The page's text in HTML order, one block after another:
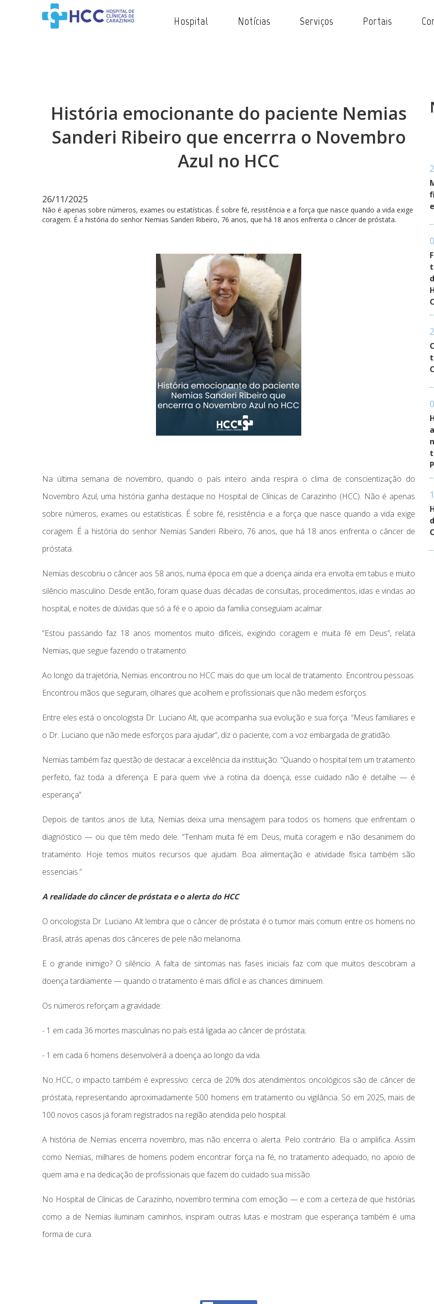
Hospital Notícias Serviços Portais
História emocionante do paciente Nemias
Sanderi Ribeiro que encerrra o Novembro
Azul no HCC
26/11/2025
Não é apenas sobre números, exames ou estatísticas. É sobre fé, resistência e a força que nasce quando a vida exige
coragem. É a história do senhor Nemias Sanderi Ribeiro, 76 anos, que há 18 anos enfrenta o câncer de próstata.
Na última semana de novembro, quando o país inteiro ainda respira o clima de conscientização do
Novembro Azul, uma história ganha destaque no Hospital de Clínicas de Carazinho (HCC). Não é apenas
sobre números, exames ou estatísticas. É sobre fé, resistência e a força que nasce quando a vida exige
coragem. É a história do senhor Nemias Sanderi Ribeiro, 76 anos, que há 18 anos enfrenta o câncer de
próstata.
Nemias descobriu o câncer aos 58 anos, numa época em que a doença ainda era envolta em tabus e muito
silêncio masculino. Desde então, foram quase duas décadas de consultas, procedimentos, idas e vindas ao
hospital, e noites de dúvidas que só a fé e o apoio da família conseguiam acalmar.
“Estou passando faz 18 anos momentos muito difíceis, exigindo coragem e muita fé em Deus”, relata
Nemias, que segue fazendo o tratamento.
Ao longo da trajetória, Nemias encontrou no HCC mais do que um local de tratamento. Encontrou pessoas.
Encontrou mãos que seguram, olhares que acolhem e profissionais que não medem esforços.
Entre eles está o oncologista Dr. Luciano Alt, que acompanha sua evolução e sua força. “Meus familiares e
o Dr. Luciano que não mede esforços para ajudar”, diz o paciente, com a voz embargada de gratidão.
Nemias também faz questão de destacar a excelência da instituição. “Quando o hospital tem um tratamento
perfeito, faz toda a diferença. E para quem vive a rotina da doença, esse cuidado não é detalhe — é
esperança”.
Depois de tantos anos de luta, Nemias deixa uma mensagem para todos os homens que enfrentam o
diagnóstico — ou que têm medo dele. “Tenham muita fé em Deus, muita coragem e não desanimem do
tratamento. Hoje temos muitos recursos que ajudam. Boa alimentação e atividade física também são
essenciais.”
A realidade do câncer de próstata e o alerta do HCC
O oncologista Dr. Luciano Alt lembra que o câncer de próstata é o tumor mais comum entre os homens no
Brasil, atrás apenas dos cânceres de pele não melanoma.
E o grande inimigo? O silêncio. A falta de sintomas nas fases iniciais faz com que muitos descobram a
doença tardiamente — quando o tratamento é mais difícil e as chances diminuem.
Os números reforçam a gravidade:
- 1 em cada 36 mortes masculinas no país está ligada ao câncer de próstata;
- 1 em cada 6 homens desenvolverá a doença ao longo da vida.
No HCC, o impacto também é expressivo: cerca de 20% dos atendimentos oncológicos são de câncer de
próstata, representando aproximadamente 500 homens em tratamento ou vigilância. Só em 2025, mais de
100 novos casos já foram registrados na região atendida pelo hospital.
A história de Nemias encerra novembro, mas não encerra o alerta. Pelo contrário. Ela o amplifica. Assim
como Nemias, milhares de homens podem encontrar força na fé, no tratamento adequado, no apoio de
quem ama e na dedicação de profissionais que fazem do cuidado sua missão.
No Hospital de Clínicas de Carazinho, novembro termina com emoção — e com a certeza de que histórias
como a de Nemias iluminam caminhos, inspiram outras lutas e mostram que esperança também é uma
forma de cura.